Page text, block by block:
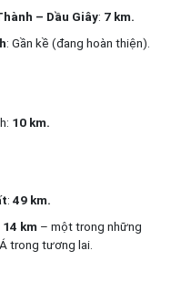
– Dầu Giây: 7 km.
: Gần kề (đang hoàn thiện).
10 km.
: 49 km.
14 km – một trong những
trong tương lai.